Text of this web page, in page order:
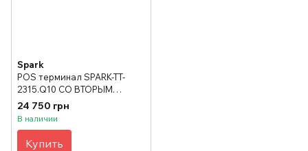
Spark
POS терминал SPARK-TT-
2315.Q10 СО ВТОРЫМ
ДИСПЛЕЕМ на 12 дюймов
24 750 грн
В наличии
Купить